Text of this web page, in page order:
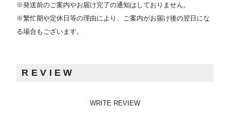
※発送前のご案内やお届け完了の通知はしておりません。
※繁忙期や定休日等の理由により、ご案内がお届け後の翌日にな
る場合もございます。
REVIEW
WRITE REVIEW